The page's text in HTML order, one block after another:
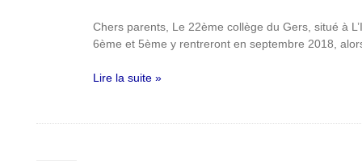
Chers parents, Le 22ème collège du Gers, situé à
6ème et 5ème y rentreront en septembre 2018,
Lire la suite »